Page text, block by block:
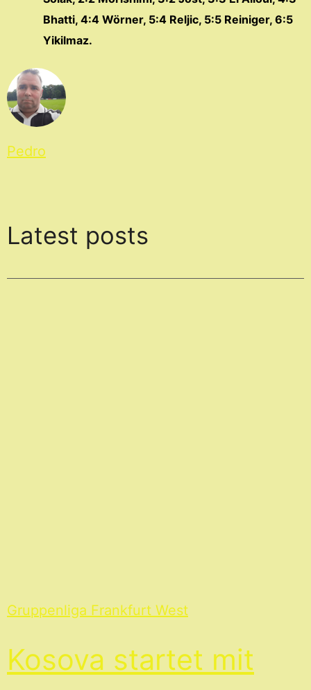
Bhatti, 4:4 Wörner, 5:4 Reljic, 5:5 Reiniger, 6:5
Yikilmaz.
Pedro
Latest posts
Gruppenliga Frankfurt West
Kosova startet mit